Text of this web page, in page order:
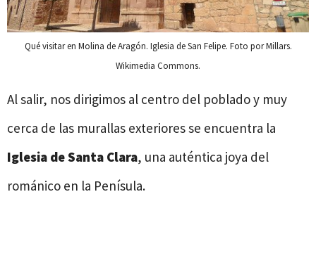
Qué visitar en Molina de Aragón. Iglesia de San Felipe. Foto por Millars.
Wikimedia Commons.
Al salir, nos dirigimos al centro del poblado y muy
cerca de las murallas exteriores se encuentra la
Iglesia de Santa Clara, una auténtica joya del
románico en la Penísula.